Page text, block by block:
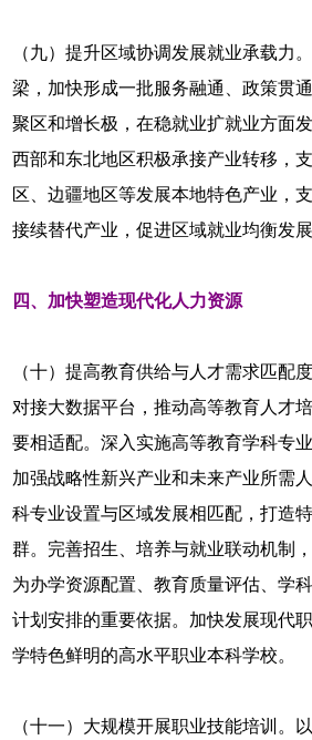
（九）提升区域协调发展就业承载力
梁，加快形成一批服务融通、政策贯
聚区和增长极，在稳就业扩就业方面
西部和东北地区积极承接产业转移，
区、边疆地区等发展本地特色产业，
接续替代产业，促进区域就业均衡发展
四、加快塑造现代化人力资源
（十）提高教育供给与人才需求匹配
对接大数据平台，推动高等教育人才
要相适配。深入实施高等教育学科专
加强战略性新兴产业和未来产业所需
科专业设置与区域发展相匹配，打造
群。完善招生、培养与就业联动机制
为办学资源配置、教育质量评估、学
计划安排的重要依据。加快发展现代
学特色鲜明的高水平职业本科学校。
（十一）大规模开展职业技能培训。